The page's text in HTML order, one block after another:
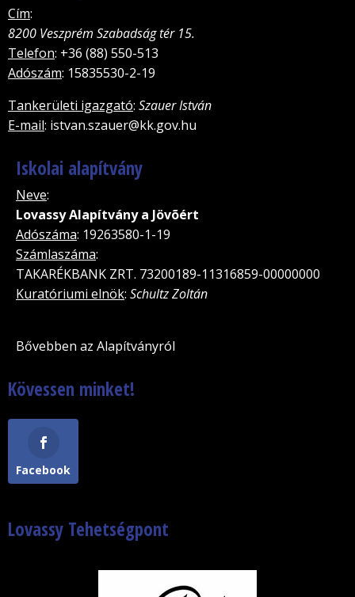
Cím:
8200 Veszprém Szabadság tér 15.
Telefon: +36 (88) 550-513
Adószám: 15835530-2-19
Tankerületi igazgató: Szauer István
E-mail: istvan.szauer@kk.gov.hu
Iskolai alapítvány
Neve:
Lovassy Alapítvány a Jövõért
Adószáma: 19263580-1-19
Számlaszáma:
TAKARÉKBANK ZRT. 73200189-11316859-00000000
Kuratóriumi elnök: Schultz Zoltán
Bővebben az Alapítványról
Kövessen minket!
Facebook
Lovassy Tehetségpont